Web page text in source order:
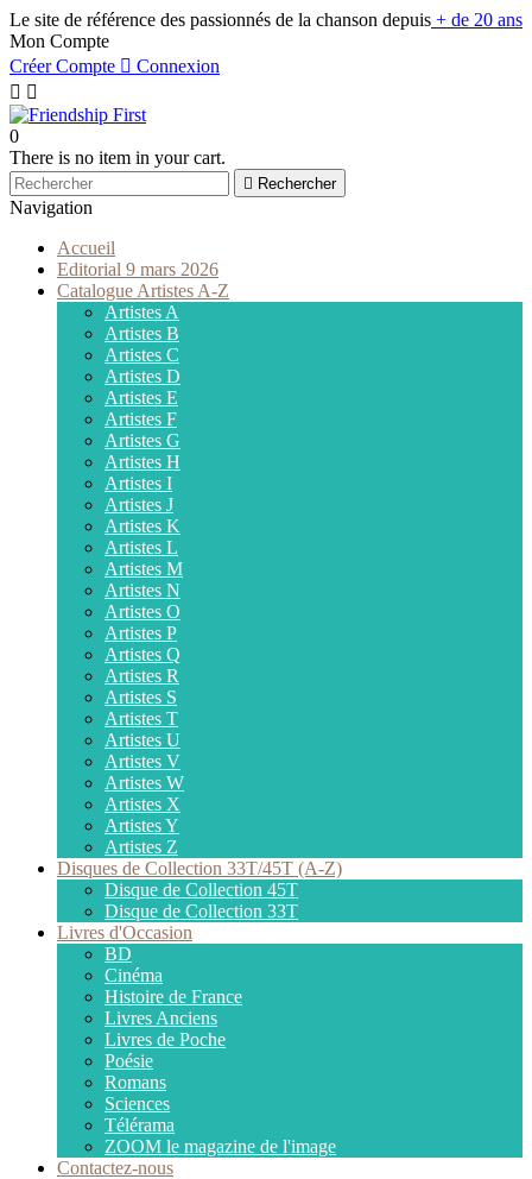
Le site de référence des passionnés de la chanson depuis + de 20 ans
Mon Compte
Créer Compte  Connexion
 
0
There is no item in your cart.
 Rechercher
Navigation
Accueil
Editorial 9 mars 2026
Catalogue Artistes A-Z
Artistes A
Artistes B
Artistes C
Artistes D
Artistes E
Artistes F
Artistes G
Artistes H
Artistes I
Artistes J
Artistes K
Artistes L
Artistes M
Artistes N
Artistes O
Artistes P
Artistes Q
Artistes R
Artistes S
Artistes T
Artistes U
Artistes V
Artistes W
Artistes X
Artistes Y
Artistes Z
Disques de Collection 33T/45T (A-Z)
Disque de Collection 45T
Disque de Collection 33T
Livres d'Occasion
BD
Cinéma
Histoire de France
Livres Anciens
Livres de Poche
Poésie
Romans
Sciences
Télérama
ZOOM le magazine de l'image
Contactez-nous